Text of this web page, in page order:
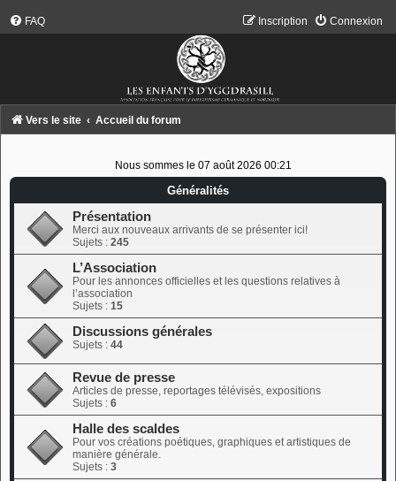
FAQ Connexion
Inscription
Vers le site Accueil du forum
Nous sommes le 07 août 2026 00:21
Généralités
Présentation
Merci aux nouveaux arrivants de se présenter ici!
Sujets : 245
L’Association
Pour les annonces officielles et les questions relatives à
l’association
Sujets : 15
Discussions générales
Sujets : 44
Revue de presse
Articles de presse, reportages télévisés, expositions
Sujets : 6
Halle des scaldes
Pour vos créations poétiques, graphiques et artistiques de
manière générale.
Sujets : 3